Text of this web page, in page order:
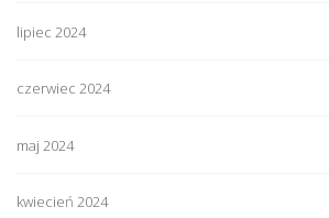
lipiec 2024
czerwiec 2024
maj 2024
kwiecień 2024